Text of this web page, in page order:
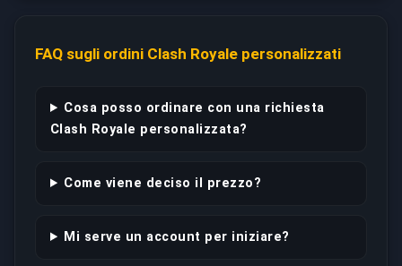
FAQ sugli ordini Clash Royale personalizzati
Cosa posso ordinare con una richiesta
Clash Royale personalizzata?
Come viene deciso il prezzo?
Mi serve un account per iniziare?